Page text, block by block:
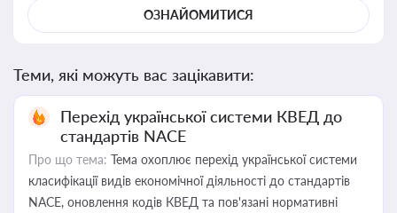
ОЗНАЙОМИТИСЯ
Теми, які можуть вас зацікавити:
Перехід української системи КВЕД до
стандартів NACE
Про що тема: Тема охоплює перехід української системи
класифікації видів економічної діяльності до стандартів
NACE, оновлення кодів КВЕД та пов'язані нормативні